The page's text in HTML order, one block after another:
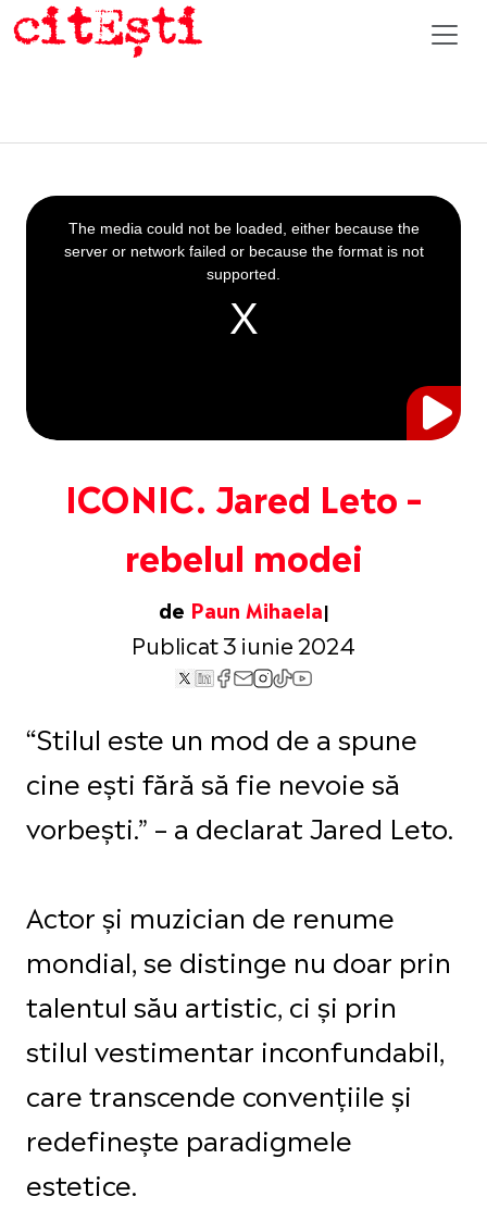
ICONIC. Jared Leto –
rebelul modei
de Paun Mihaela
Publicat 3 iunie 2024
This
is
a
The media could not be loaded, either because the
server or network failed or because the format is not
supported.
“Stilul este un mod de a spune
cine ești fără să fie nevoie să
vorbești.” – a declarat Jared Leto.
Actor și muzician de renume
mondial, se distinge nu doar prin
talentul său artistic, ci și prin
stilul vestimentar inconfundabil,
care transcende convențiile și
redefinește paradigmele
estetice.